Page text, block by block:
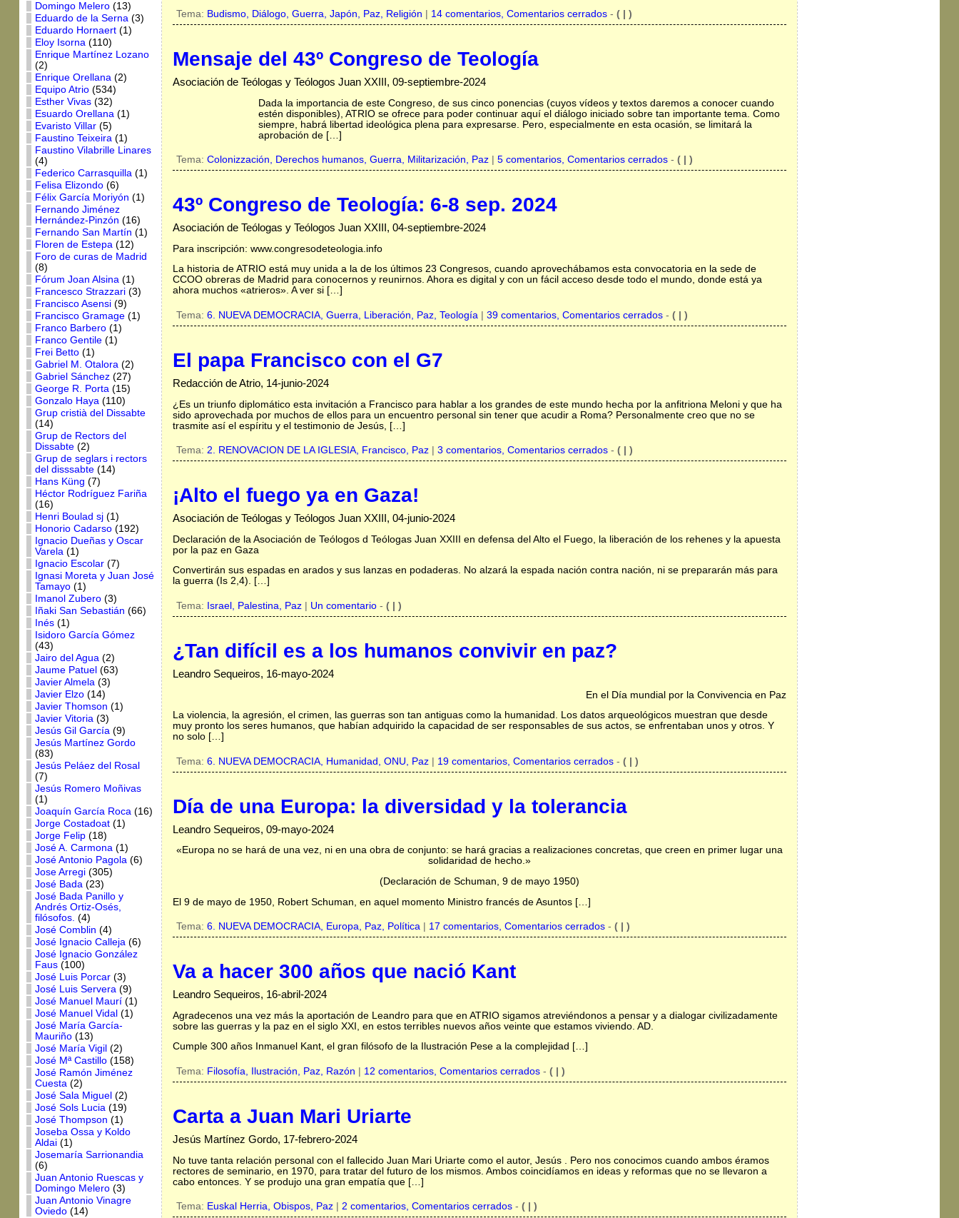
Domingo Melero(13)
Eduardo de la Serna(3)
Eduardo Hornaert(1)
Eloy Isorna(110)
Enrique Martínez Lozano
(2)
Enrique Orellana(2)
Equipo Atrio(534)
Esther Vivas(32)
Esuardo Orellana(1)
Evaristo Villar(5)
Faustino Teixeira(1)
Faustino Vilabrille Linares
(4)
Federico Carrasquilla(1)
Felisa Elizondo(6)
Félix García Moriyón (1)
Fernando Jiménez
Hernández-Pinzón (16)
Fernando San Martín (1)
Floren de Estepa(12)
Foro de curas de Madrid
(8)
Fórum Joan Alsina(1)
Francesco Strazzari(3)
Francisco Asensi(9)
Francisco Gramage(1)
Franco Barbero(1)
Franco Gentile(1)
Frei Betto(1)
Gabriel M. Otalora(2)
Gabriel Sánchez(27)
George R. Porta(15)
Gonzalo Haya(110)
Grup cristià del Dissabte
(14)
Grup de Rectors del
Dissabte(2)
Grup de seglars i rectors
del disssabte(14)
Hans Küng (7)
Héctor Rodríguez Fariña
(16)
Henri Boulad sj(1)
Honorio Cadarso(192)
Ignacio Dueñas y Oscar
Varela(1)
Ignacio Escolar(7)
Ignasi Moreta y Juan José
Tamayo(1)
Imanol Zubero(3)
Iñaki San Sebastián (66)
Inés(1)
Isidoro García Gómez
(43)
Jairo del Agua(2)
Jaume Patuel (63)
Javier Almela(3)
Javier Elzo(14)
Javier Thomson (1)
Javier Vitoria(3)
Jesús Gil García(9)
Jesús Martínez Gordo
(83)
Jesús Peláez del Rosal
(7)
Jesús Romero Moñivas
(1)
Joaquín García Roca(16)
Jorge Costadoat(1)
Jorge Felip(18)
José A. Carmona(1)
José Antonio Pagola(6)
Jose Arregi(305)
José Bada(23)
José Bada Panillo y
Andrés Ortiz-Osés,
filósofos. (4)
José Comblin (4)
José Ignacio Calleja(6)
José Ignacio González
Faus(100)
José Luis Porcar(3)
José Luis Servera(9)
José Manuel Maurí(1)
José Manuel Vidal (1)
José María García-
Mauriño(13)
José María Vigil (2)
José Mª Castillo(158)
José Ramón Jiménez
Cuesta(2)
José Sala Miguel (2)
José Sols Lucia(19)
José Thompson (1)
Joseba Ossa y Koldo
Aldai(1)
Josemaría Sarrionandia
(6)
Juan Antonio Ruescas y
Domingo Melero(3)
Juan Antonio Vinagre
Oviedo(14)
Tema: Budismo, Diálogo, Guerra, Japón, Paz, Religión 14 comentarios, Comentarios cerrados- ( | )
Mensaje del 43º Congreso de Teología
Asociación de Teólogas y Teólogos Juan XXIII, 09-septiembre-2024
Dada la importancia de este Congreso, de sus cinco ponencias (cuyos vídeos y textos daremos a conocer cuando
estén disponibles), ATRIO se ofrece para poder continuar aquí el diálogo iniciado sobre tan importante tema. Como
siempre, habrá libertad ideológica plena para expresarse. Pero, especialmente en esta ocasión, se limitará la
aprobación de […]
Tema: Colonizzación, Derechos humanos, Guerra, Militarización, Paz| 5 comentarios, Comentarios cerrados- ( | )
43º Congreso de Teología: 6-8 sep. 2024
Asociación de Teólogas y Teólogos Juan XXIII, 04-septiembre-2024
Para inscripción: www.congresodeteologia.info
La historia de ATRIO está muy unida a la de los últimos 23 Congresos, cuando aprovechábamos esta convocatoria en la sede de
CCOO obreras de Madrid para conocernos y reunirnos. Ahora es digital y con un fácil acceso desde todo el mundo, donde está ya
ahora muchos «atrieros». A ver si […]
Tema: 6. NUEVA DEMOCRACIA, Guerra, Liberación, Paz, Teología| 39 comentarios, Comentarios cerrados- ( | )
El papa Francisco con el G7
Redacción de Atrio, 14-junio-2024
¿Es un triunfo diplomático esta invitación a Francisco para hablar a los grandes de este mundo hecha por la anfitriona Meloni y que ha
sido aprovechada por muchos de ellos para un encuentro personal sin tener que acudir a Roma? Personalmente creo que no se
trasmite así el espíritu y el testimonio de Jesús, […]
Tema: 2. RENOVACION DE LA IGLESIA, Francisco, Paz| 3 comentarios, Comentarios cerrados- ( | )
¡Alto el fuego ya en Gaza!
Asociación de Teólogas y Teólogos Juan XXIII, 04-junio-2024
Declaración de la Asociación de Teólogos d Teólogas Juan XXIII en defensa del Alto el Fuego, la liberación de los rehenes y la apuesta
por la paz en Gaza
Convertirán sus espadas en arados y sus lanzas en podaderas. No alzará la espada nación contra nación, ni se prepararán más para
la guerra (Is 2,4). […]
Tema: Israel, Palestina, Paz| Un comentario- ( | )
¿Tan difícil es a los humanos convivir en paz?
Leandro Sequeiros, 16-mayo-2024
En el Día mundial por la Convivencia en Paz
La violencia, la agresión, el crimen, las guerras son tan antiguas como la humanidad. Los datos arqueológicos muestran que desde
muy pronto los seres humanos, que habían adquirido la capacidad de ser responsables de sus actos, se enfrentaban unos y otros. Y
no solo […]
Tema: 6. NUEVA DEMOCRACIA, Humanidad, ONU, Paz| 19 comentarios, Comentarios cerrados- ( | )
Día de una Europa: la diversidad y la tolerancia
Leandro Sequeiros, 09-mayo-2024
«Europa no se hará de una vez, ni en una obra de conjunto: se hará gracias a realizaciones concretas, que creen en primer lugar una
solidaridad de hecho.»
(Declaración de Schuman, 9 de mayo 1950)
El 9 de mayo de 1950, Robert Schuman, en aquel momento Ministro francés de Asuntos […]
Tema: 6. NUEVA DEMOCRACIA, Europa, Paz, Política| 17 comentarios, Comentarios cerrados- ( | )
Va a hacer 300 años que nació Kant
Leandro Sequeiros, 16-abril-2024
Agradecenos una vez más la aportación de Leandro para que en ATRIO sigamos atreviéndonos a pensar y a dialogar civilizadamente
sobre las guerras y la paz en el siglo XXI, en estos terribles nuevos años veinte que estamos viviendo. AD.
Cumple 300 años Inmanuel Kant, el gran filósofo de la Ilustración Pese a la complejidad […]
Tema: Filosofía, Ilustración, Paz, Razón 12 comentarios, Comentarios cerrados- ( | )
Carta a Juan Mari Uriarte
Jesús Martínez Gordo, 17-febrero-2024
No tuve tanta relación personal con el fallecido Juan Mari Uriarte como el autor, Jesús . Pero nos conocimos cuando ambos éramos
rectores de seminario, en 1970, para tratar del futuro de los mismos. Ambos coincidíamos en ideas y reformas que no se llevaron a
cabo entonces. Y se produjo una gran empatía que […]
Tema: Euskal Herria, Obispos, Paz| 2 comentarios, Comentarios cerrados- ( | )